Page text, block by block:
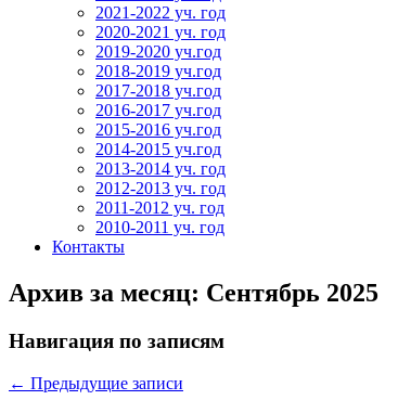
2021-2022 уч. год
2020-2021 уч. год
2019-2020 уч.год
2018-2019 уч.год
2017-2018 уч.год
2016-2017 уч.год
2015-2016 уч.год
2014-2015 уч.год
2013-2014 уч. год
2012-2013 уч. год
2011-2012 уч. год
2010-2011 уч. год
Контакты
Архив за месяц: Сентябрь 2025
Навигация по записям
← Предыдущие записи